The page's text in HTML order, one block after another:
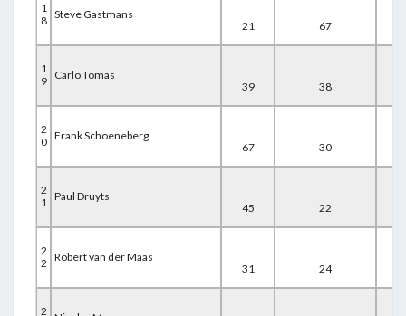
1
8 Steve Gastmans
21
67
1
9
Carlo Tomas
39
38
2
0 Frank Schoeneberg
67
30
2
1 Paul Druyts
45
22
2
2
Robert van der Maas
31
24
2